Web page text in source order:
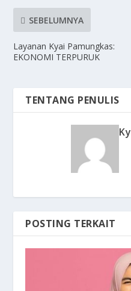
SEBELUMNYA
Layanan Kyai Pamungkas:
EKONOMI TERPURUK
TENTANG PENULIS
POSTING TERKAIT